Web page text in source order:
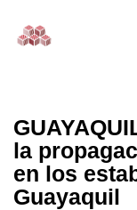
la
en los
Guayaquil